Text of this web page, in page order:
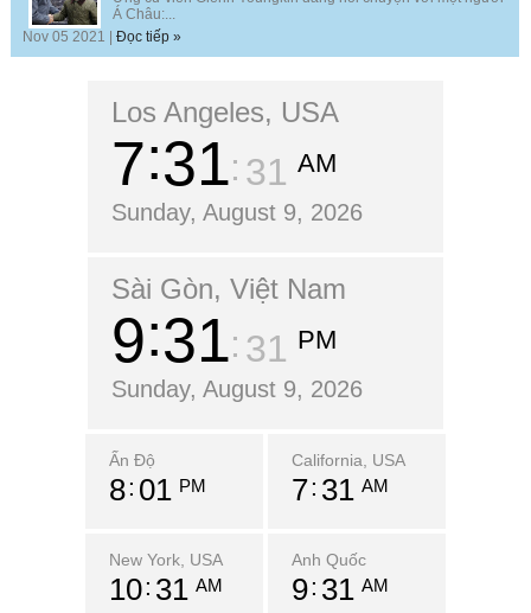
Á Châu:...
Nov 05 2021 | Đọc tiếp »
Los Angeles, USA
7 31 32 AM
Sunday, August 9, 2026
Sài Gòn, Việt Nam
9 31 32 PM
Sunday, August 9, 2026
Ấn Độ
8 01 PM
California, USA
7 31 AM
New York, USA
10 31 AM
Anh Quốc
9 31 AM